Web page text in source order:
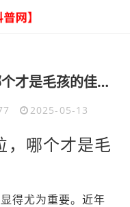
狗狗益生菌粉沫与颗粒，哪个才是毛孩的佳选择？点击了解详情
2025-05-13
，哪个才是毛
得尤为重要。近年